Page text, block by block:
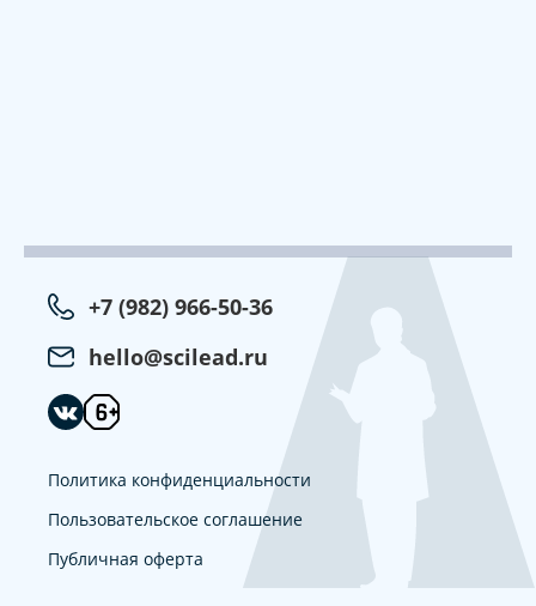
+7 (982) 966-50-36
hello@scilead.ru
Политика конфиденциальности
Пользовательское соглашение
Публичная оферта